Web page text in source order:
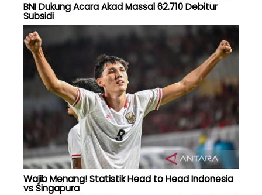
BNI Dukung Acara Akad Massal 62.710 Debitur
Subsidi
Wajib Menang! Statistik Head to Head Indonesia
vs Singapura